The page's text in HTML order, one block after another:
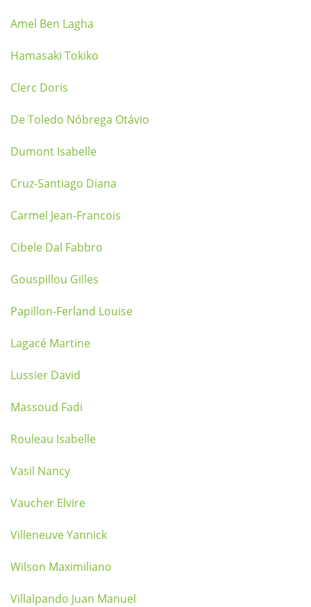
Amel Ben Lagha
Hamasaki Tokiko
Clerc Doris
De Toledo Nóbrega Otávio
Dumont Isabelle
Cruz-Santiago Diana
Carmel Jean-Francois
Cibele Dal Fabbro
Gouspillou Gilles
Papillon-Ferland Louise
Lagacé Martine
Lussier David
Massoud Fadi
Rouleau Isabelle
Vasil Nancy
Vaucher Elvire
Villeneuve Yannick
Wilson Maximiliano
Villalpando Juan Manuel